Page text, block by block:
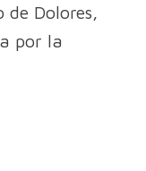
de Dolores,
por la